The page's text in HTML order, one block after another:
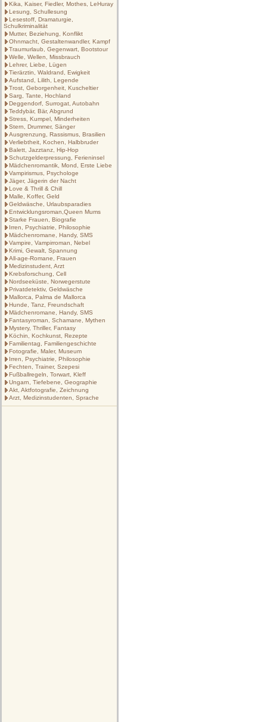
Kika, Kaiser, Fiedler, Mothes, LeHuray
Lesung, Schullesung
Lesestoff, Dramaturgie,
Schulkriminalität
Mutter, Beziehung, Konflikt
Ohnmacht, Gestaltenwandler, Kampf
Traumurlaub, Gegenwart, Bootstour
Welle, Wellen, Missbrauch
Lehrer, Liebe, Lügen
Tierärztin, Waldrand, Ewigkeit
Aufstand, Lilith, Legende
Trost, Geborgenheit, Kuscheltier
Sarg, Tante, Hochland
Deggendorf, Surrogat, Autobahn
Teddybär, Bär, Abgrund
Stress, Kumpel, Minderheiten
Stern, Drummer, Sänger
Ausgrenzung, Rassismus, Brasilien
Verliebtheit, Kochen, Halbbruder
Balett, Jazztanz, Hip-Hop
Schutzgelderpressung, Ferieninsel
Mädchenromantik, Mond, Erste Liebe
Vampirismus, Psychologe
Jäger, Jägerin der Nacht
Love & Thrill & Chill
Malle, Koffer, Geld
Geldwäsche, Urlaubsparadies
Entwicklungsroman,Queen Mums
Starke Frauen, Biografie
Irren, Psychiatrie, Philosophie
Mädchenromane, Handy, SMS
Vampire, Vampirroman, Nebel
Krimi, Gewalt, Spannung
All-age-Romane, Frauen
Medizinstudent, Arzt
Krebsforschung, Cell
Nordseeküste, Norwegerstute
Privatdetektiv, Geldwäsche
Mallorca, Palma de Mallorca
Hunde, Tanz, Freundschaft
Mädchenromane, Handy, SMS
Fantasyroman, Schamane, Mythen
Mystery, Thriller, Fantasy
Köchin, Kochkunst, Rezepte
Familientag, Familiengeschichte
Fotografie, Maler, Museum
Irren, Psychiatrie, Philosophie
Fechten, Trainer, Szepesi
Fußballregeln, Torwart, Kleff
Ungarn, Tiefebene, Geographie
Akt, Aktfotografie, Zeichnung
Arzt, Medizinstudenten, Sprache